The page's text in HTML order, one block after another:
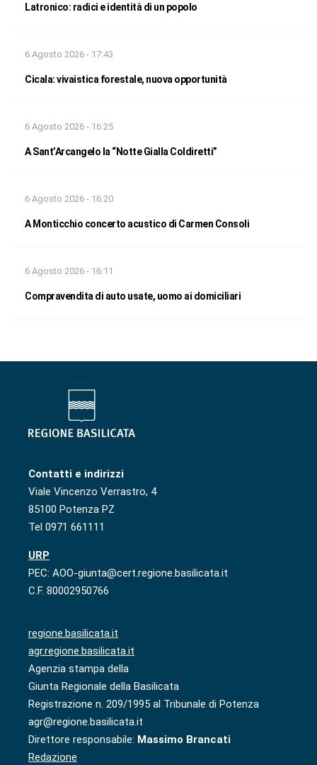
Latronico: radici e identità di un popolo
6 Agosto 2026 - 17:43
Cicala: vivaistica forestale, nuova opportunità
6 Agosto 2026 - 16:25
A Sant’Arcangelo la “Notte Gialla Coldiretti”
6 Agosto 2026 - 16:20
A Monticchio concerto acustico di Carmen Consoli
6 Agosto 2026 - 16:11
Compravendita di auto usate, uomo ai domiciliari
Contatti e indirizzi
Viale Vincenzo Verrastro, 4
85100 Potenza PZ
Tel 0971 661111
URP
PEC: AOO-giunta@cert.regione.basilicata.it
C.F. 80002950766
regione.basilicata.it
agr.regione.basilicata.it
Agenzia stampa della
Giunta Regionale della Basilicata
Registrazione n. 209/1995 al Tribunale di Potenza
agr@regione.basilicata.it
Direttore responsabile: Massimo Brancati
Redazione